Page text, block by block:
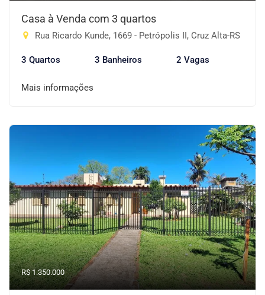
Casa à Venda com 3 quartos
Rua Ricardo Kunde, 1669 - Petrópolis II, Cruz Alta-RS
3 Quartos 3 Banheiros 2 Vagas
Mais informações
R$ 1.350.000